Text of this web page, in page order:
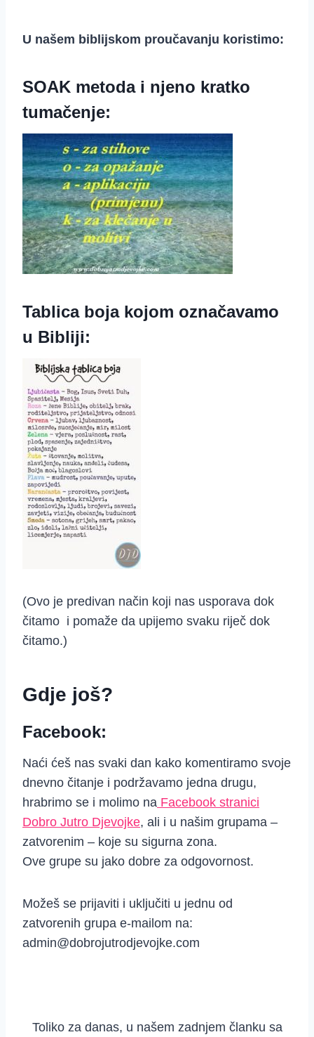
U našem biblijskom proučavanju koristimo:
SOAK metoda i njeno kratko
tumačenje:
Tablica boja kojom označavamo
u Bibliji:
(Ovo je predivan način koji nas usporava dok
čitamo i pomaže da upijemo svaku riječ dok
čitamo.)
Gdje još?
Facebook:
Naći ćeš nas svaki dan kako komentiramo svoje
dnevno čitanje i podržavamo jedna drugu,
hrabrimo se i molimo na Facebook stranici
Dobro Jutro Djevojke, ali i u našim grupama –
zatvorenim – koje su sigurna zona.
Ove grupe su jako dobre za odgovornost.
Možeš se prijaviti i uključiti u jednu od
zatvorenih grupa e-mailom na:
admin@dobrojutrodjevojke.com
Toliko za danas, u našem zadnjem članku sa